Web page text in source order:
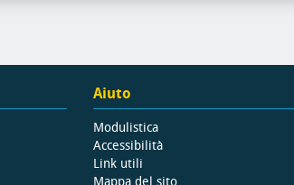
Aiuto
Modulistica
Accessibilità
Link utili
Mappa del sito